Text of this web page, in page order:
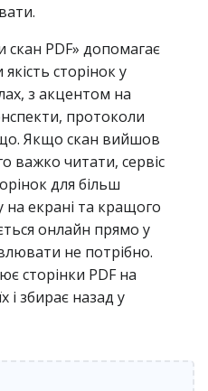
PDF» допомагає
сторінок у
з акцентом на
протоколи
Якщо скан вийшов
важко читати, сервіс
для більш
екрані та кращого
онлайн прямо у
не потрібно.
сторінки PDF на
і збирає назад у